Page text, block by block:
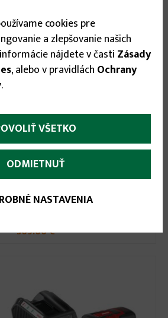
4.65 Li SP Easy /114095/
369.00 €
cookies pre
a zlepšovanie našich
nájdete v časti Zásady
, alebo v pravidlách Ochrany
.
VŠETKO
ODMIETNUŤ
NASTAVENIA